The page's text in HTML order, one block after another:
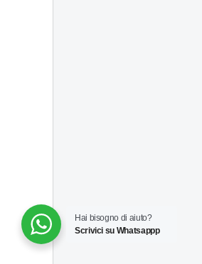
Hai bisogno di aiuto?
Scrivici su Whatsappp